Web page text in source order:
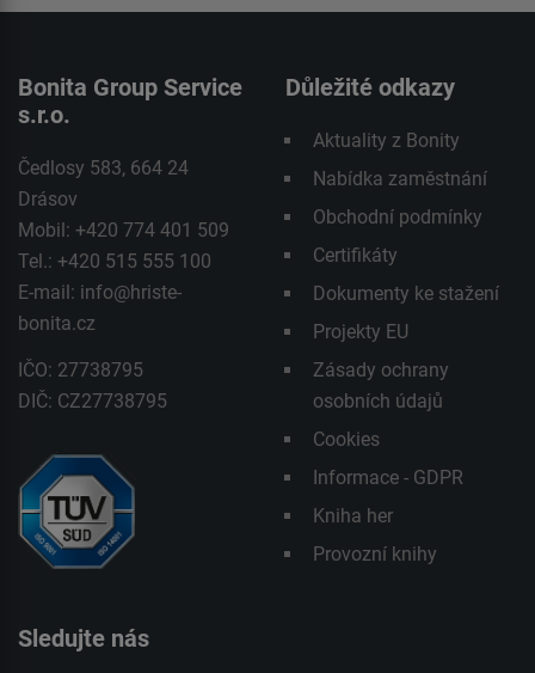
Bonita Group Service
s.r.o.
Čedlosy 583, 664 24
Drásov
Mobil: +420 774 401 509
Tel.: +420 515 555 100
E-mail: info@hriste-
bonita.cz
IČO: 27738795
DIČ: CZ27738795
Důležité odkazy
Aktuality z Bonity
Nabídka zaměstnání
Obchodní podmínky
Certifikáty
Dokumenty ke stažení
Projekty EU
Zásady ochrany
osobních údajů
Cookies
Informace - GDPR
Kniha her
Provozní knihy
Sledujte nás